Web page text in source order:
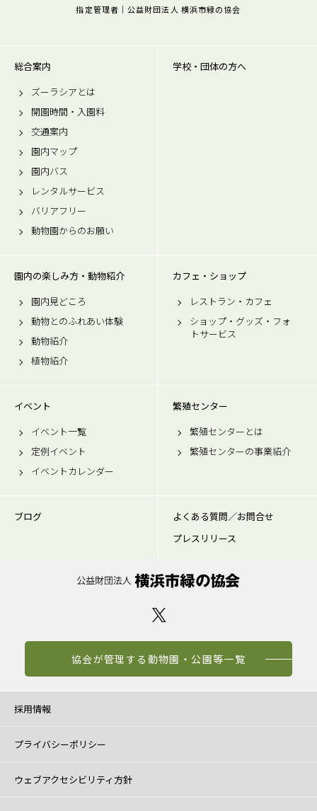
指定管理者｜公益財団法人 横浜市緑の協会
総合案内
ズーラシアとは
開園時間・入園料
交通案内
園内マップ
園内バス
レンタルサービス
バリアフリー
動物園からのお願い
学校・団体の方へ
園内の楽しみ方・動物紹介
園内見どころ
動物とのふれあい体験
動物紹介
植物紹介
カフェ・ショップ
レストラン・カフェ
ショップ・グッズ・フォ
トサービス
イベント
イベント一覧
定例イベント
イベントカレンダー
繁殖センター
繁殖センターとは
繁殖センターの事業紹介
ブログ
よくある質問／お問合せ
プレスリリース
協会が管理する動物園・公園等一覧
採用情報
プライバシーポリシー
ウェブアクセシビリティ方針